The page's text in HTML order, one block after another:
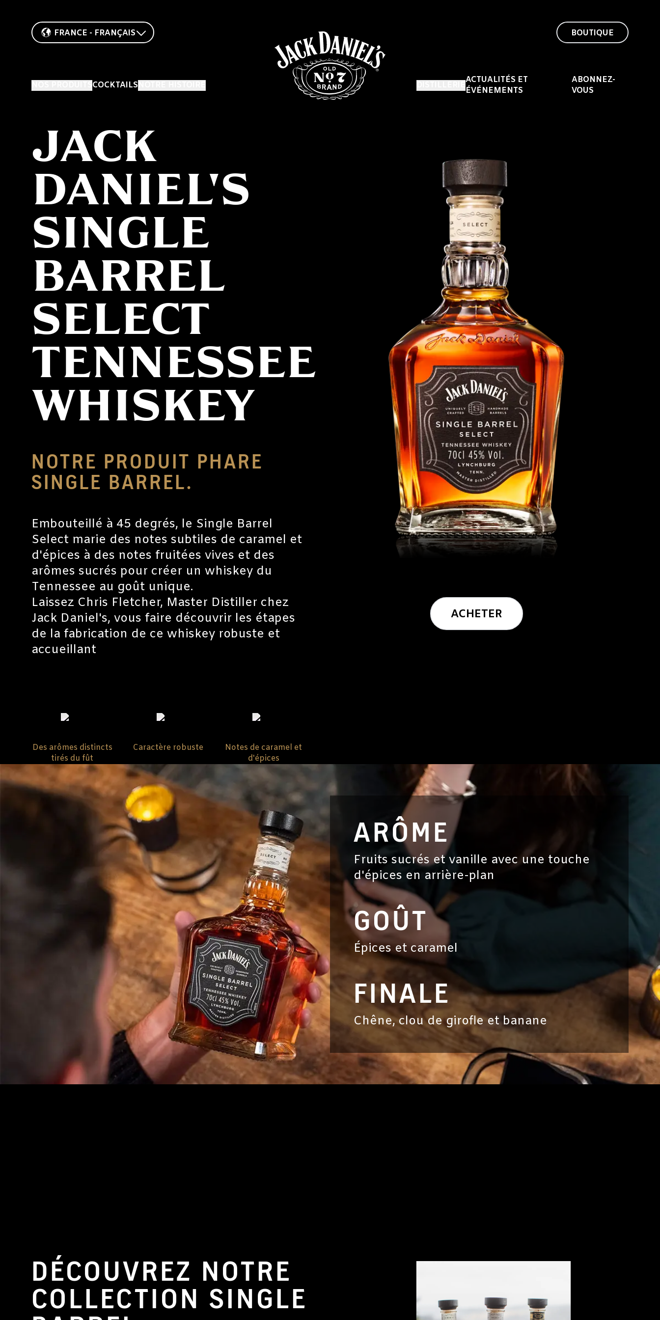
FRANCE - FRANÇAIS BOUTIQUE
COCKTAILS
ACTUALITÉS ET
ÉVÉNEMENTS
ABONNEZ-
VOUS
JACK
DANIEL'S
SINGLE
BARREL
SELECT
TENNESSEE
WHISKEY
NOTRE PRODUIT PHARE
SINGLE BARREL.
Embouteillé à 45 degrés, le Single Barrel
Select marie des notes subtiles de caramel et
d'épices à des notes fruitées vives et des
arômes sucrés pour créer un whiskey du
Tennessee au goût unique.
Laissez Chris Fletcher, Master Distiller chez
Jack Daniel's, vous faire découvrir les étapes
de la fabrication de ce whiskey robuste et
accueillant
Des arômes distincts
tirés du fût
Caractère robuste
Notes de caramel et
d'épices
ACHETER
ARÔME
Fruits sucrés et vanille avec une touche
d'épices en arrière-plan
GOÛT
Épices et caramel
FINALE
Chêne, clou de girofle et banane
DÉCOUVREZ NOTRE
COLLECTION SINGLE